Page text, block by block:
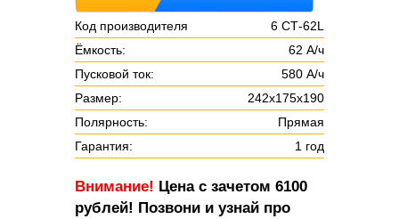
Код производителя
6 СТ-62L
Ёмкость:
62 А/ч
Пусковой ток:
580 А/ч
Размер:
242х175х190
Полярность:
Прямая
Гарантия:
1 год
Внимание! Цена с зачетом 6100
рублей! Позвони и узнай про